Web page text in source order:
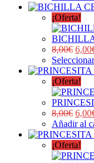
¡Oferta!
8,00€ 6,00
¡Oferta!
8,00€ 6,00
Añadir al
¡Oferta!